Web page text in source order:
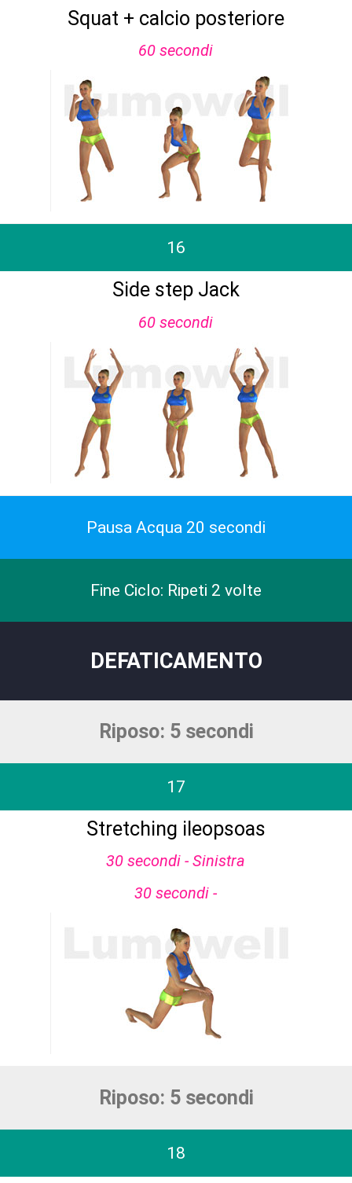
Squat + calcio posteriore
60 secondi
16
Side step Jack
60 secondi
Pausa Acqua 20 secondi
Fine Ciclo: Ripeti 2 volte
DEFATICAMENTO
Riposo: 5 secondi
17
Stretching ileopsoas
30 secondi - Sinistra
30 secondi -
Riposo: 5 secondi
18